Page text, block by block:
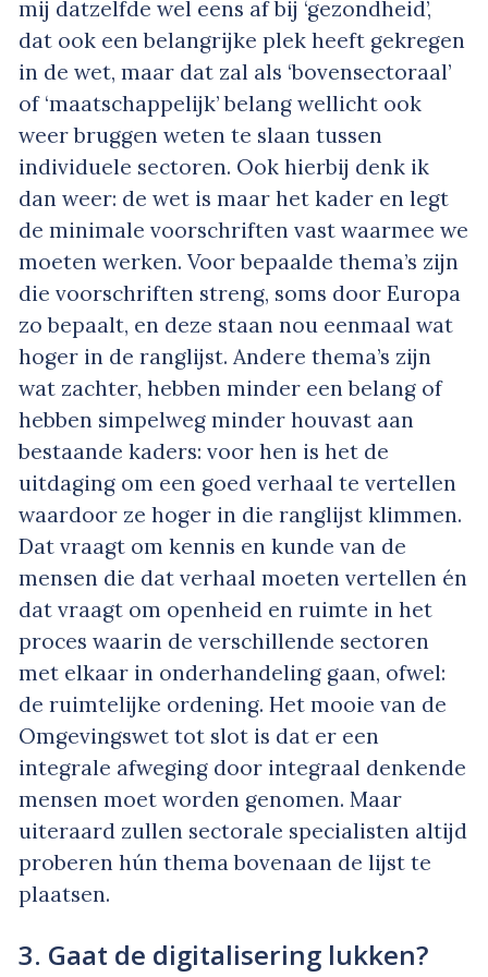
mij datzelfde wel eens af bij ‘gezondheid’,
dat ook een belangrijke plek heeft gekregen
in de wet, maar dat zal als ‘bovensectoraal’
of ‘maatschappelijk’ belang wellicht ook
weer bruggen weten te slaan tussen
individuele sectoren. Ook hierbij denk ik
dan weer: de wet is maar het kader en legt
de minimale voorschriften vast waarmee we
moeten werken. Voor bepaalde thema’s zijn
die voorschriften streng, soms door Europa
zo bepaalt, en deze staan nou eenmaal wat
hoger in de ranglijst. Andere thema’s zijn
wat zachter, hebben minder een belang of
hebben simpelweg minder houvast aan
bestaande kaders: voor hen is het de
uitdaging om een goed verhaal te vertellen
waardoor ze hoger in die ranglijst klimmen.
Dat vraagt om kennis en kunde van de
mensen die dat verhaal moeten vertellen én
dat vraagt om openheid en ruimte in het
proces waarin de verschillende sectoren
met elkaar in onderhandeling gaan, ofwel:
de ruimtelijke ordening. Het mooie van de
Omgevingswet tot slot is dat er een
integrale afweging door integraal denkende
mensen moet worden genomen. Maar
uiteraard zullen sectorale specialisten altijd
proberen hún thema bovenaan de lijst te
plaatsen.
3. Gaat de digitalisering lukken?